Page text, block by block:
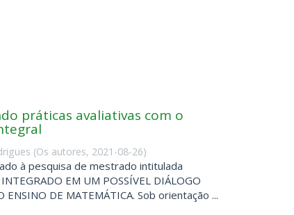
práticas avaliativas com o
(Os autores, 2021-08-26)
à pesquisa de mestrado intitulada
EM UM POSSÍVEL DIÁLOGO
DE MATEMÁTICA. Sob orientação ...